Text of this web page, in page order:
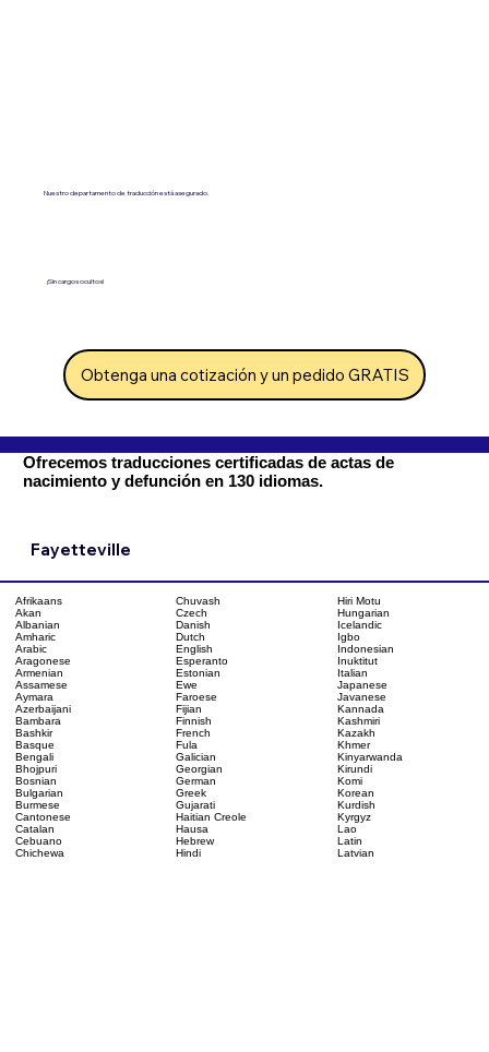
Nuestro departamento de traducción está asegurado.
¡Sin cargos ocultos!
Obtenga una cotización y un pedido GRATIS
Ofrecemos traducciones certificadas de actas de
nacimiento y defunción en 130 idiomas.
Fayetteville
Afrikaans
Akan
Albanian
Amharic
Arabic
Aragonese
Armenian
Assamese
Aymara
Azerbaijani
Bambara
Bashkir
Basque
Bengali
Bhojpuri
Bosnian
Bulgarian
Burmese
Cantonese
Catalan
Cebuano
Chichewa
Chuvash
Czech
Danish
Dutch
English
Esperanto
Estonian
Ewe
Faroese
Fijian
Finnish
French
Fula
Galician
Georgian
German
Greek
Gujarati
Haitian Creole
Hausa
Hebrew
Hindi
Hiri Motu
Hungarian
Icelandic
Igbo
Indonesian
Inuktitut
Italian
Japanese
Javanese
Kannada
Kashmiri
Kazakh
Khmer
Kinyarwanda
Kirundi
Komi
Korean
Kurdish
Kyrgyz
Lao
Latin
Latvian